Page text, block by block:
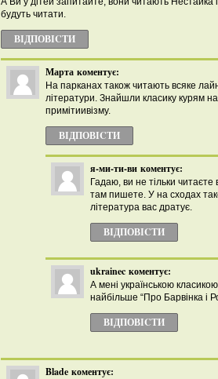
будуть читати.
ВІДПОВІCТИ
Марта коментує:
На парканах також читають всяке
літератури. Знайшли класику курям
примітиивізму.
ВІДПОВІCТИ
я-ми-ти-ви коментує:
Гадаю, ви не тільки
там пишете. У на сходах
література вас дратує.
ВІДПОВІCТИ
ukrainec коментує:
А мені українською
найбільше “Про Барвінка і
ВІДПОВІCТИ
Blade коментує: